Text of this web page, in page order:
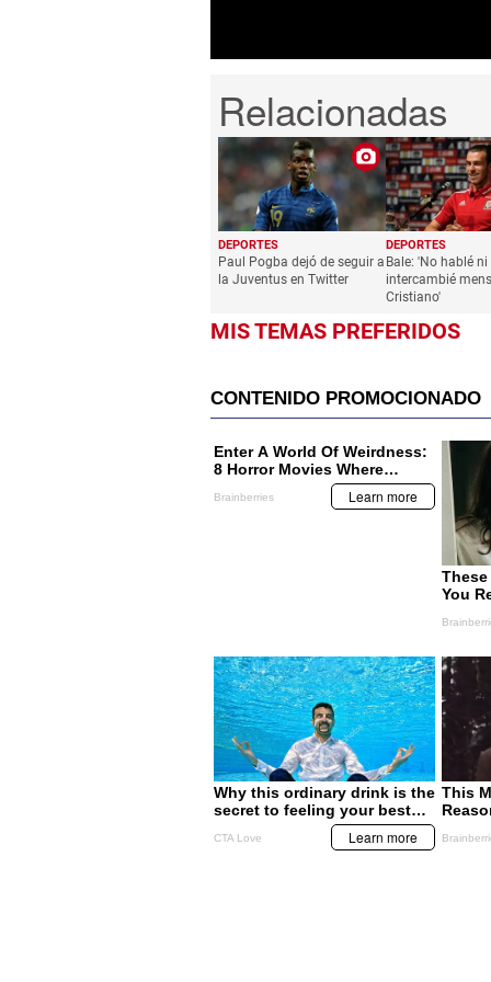
DEPORTES
Paul Pogba dejó de seguir a
la Juventus en Twitter
DEPORTES
Bale: 'No hablé ni
intercambié
Cristiano'
MIS TEMAS PREFERIDOS